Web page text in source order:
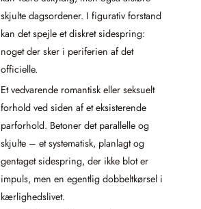
skjulte dagsordener. I figurativ forstand
kan det spejle et diskret sidespring:
noget der sker i periferien af det
officielle.
Et vedvarende romantisk eller seksuelt
forhold ved siden af et eksisterende
parforhold. Betoner det parallelle og
skjulte – et systematisk, planlagt og
gentaget sidespring, der ikke blot er
impuls, men en egentlig dobbeltkørsel i
kærlighedslivet.